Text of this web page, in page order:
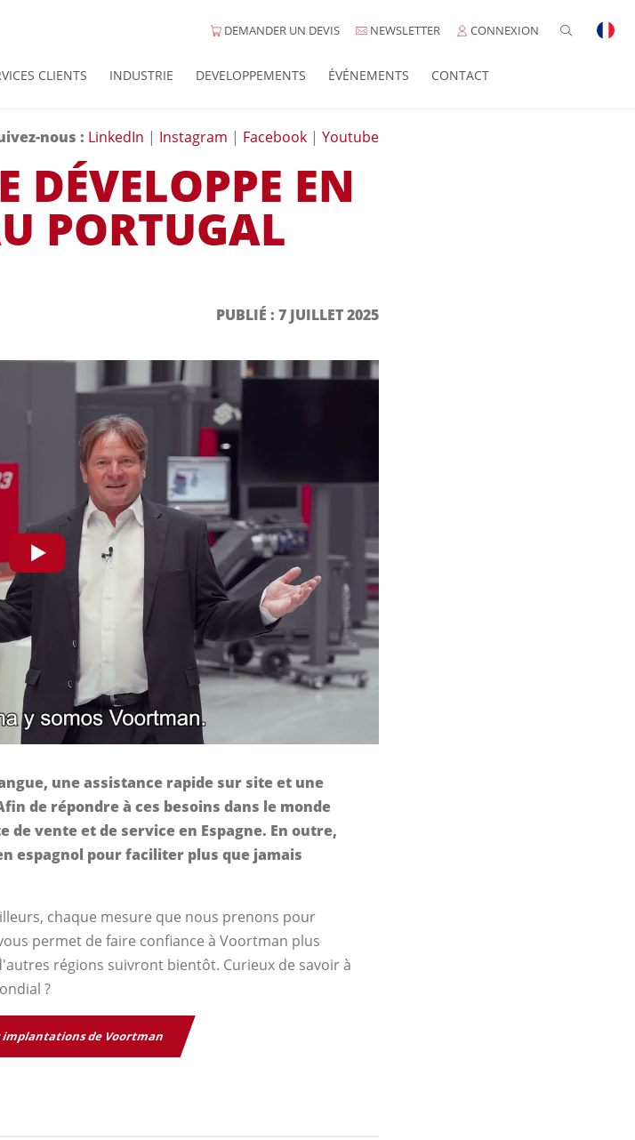
DEMANDER UN DEVIS NEWSLETTER CONNEXION
CLIENTS INDUSTRIE DEVELOPPEMENTS ÉVÉNEMENTS CONTACT
nous : LinkedIn | Instagram | Facebook | Youtube
DÉVELOPPE EN
PORTUGAL
PUBLIÉ : 7 JUILLET 2025
une assistance rapide sur site et une
de répondre à ces besoins dans le monde
vente et de service en Espagne. En outre,
espagnol pour faciliter plus que jamais
chaque mesure que nous prenons pour
permet de faire confiance à Voortman plus
régions suivront bientôt. Curieux de savoir à
?
implantations de Voortman